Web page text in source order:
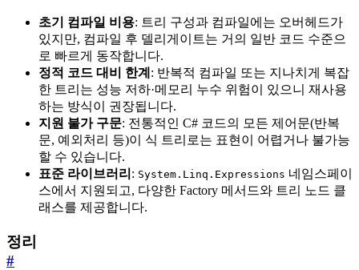
초기 컴파일 비용: 트리 구성과 컴파일에는 오버헤드가
있지만, 컴파일 후 델리게이트는 거의 일반 코드 수준으
로 빠르게 동작합니다.
정적 코드 대비 한계 : 반복적 컴파일 또는 지나치게 복잡
한 트리는 성능 저하·메모리 누수 위험이 있으니 재사용
하는 방식이 권장됩니다.
지원 불가 구문: 전통적인 C# 코드의 모든 제어문(반복
문, 예외처리 등)이 식 트리로는 표현이 어렵거나 불가능
할 수 있습니다.
표준 라이브러리 : System.Linq.Expressions 네임스페이
스에서 지원되고, 다양한 Factory 메서드와 트리 노드 클
래스를 제공합니다.
정리
#